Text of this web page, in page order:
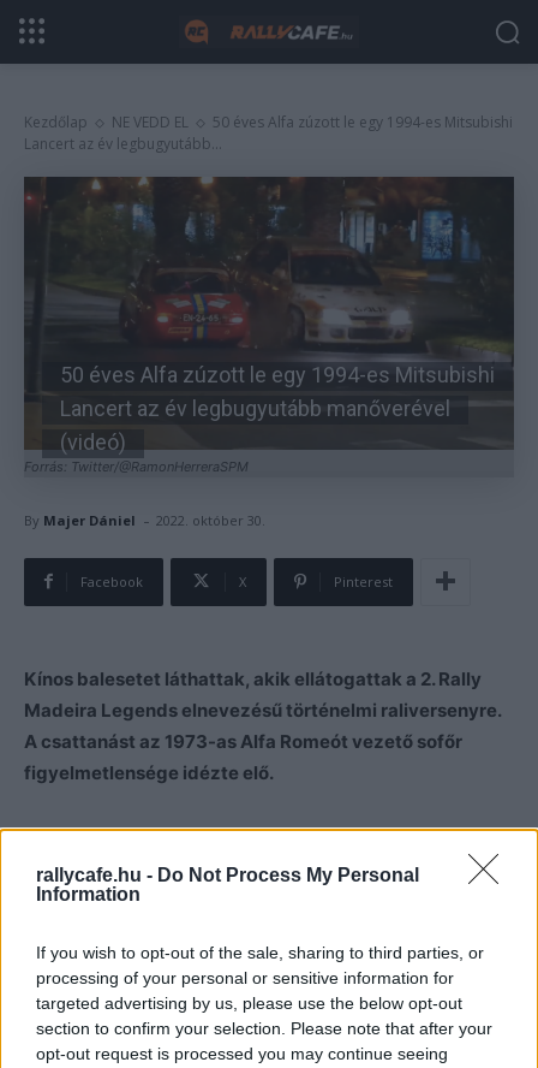
rallycafe.hu - Do Not Process My Personal
Information
If you wish to opt-out of the sale, sharing to third parties, or
processing of your personal or sensitive information for
targeted advertising by us, please use the below opt-out
section to confirm your selection. Please note that after your
opt-out request is processed you may continue seeing
Kezdőlap NE VEDD EL
50 éves Alfa zúzott le egy 1994-es Mitsubishi
Lancert az év legbugyutább...
Forrás: Twitter/@RamonHerreraSPM
50 éves Alfa zúzott le egy 1994-es Mitsubishi
Lancert az év legbugyutább manőverével
(videó)
By Majer Dániel - 2022. október 30.
Facebook X Pinterest
Kínos balesetet láthattak, akik ellátogattak a 2. Rally
Madeira Legends elnevezésű történelmi raliversenyre.
A csattanást az 1973-as Alfa Romeót vezető sofőr
figyelmetlensége idézte elő.
Balesetek mindig voltak, vannak és lesznek az
autósportban és a raliban, de időről-időre látunk olyan
jeleneteket, amelyek után csak a fejünket fogjuk, annyira
kilátogattak a második Rally Madeira Legendre, amelynek
Show kategóriájában olyan autókat láthattak, mint a
legendás Audi Quattro Sport E2 (Stig Blomqvisttal a
volánnál), a Lancia Integrale 16V, vagy az 1998-as Toyota